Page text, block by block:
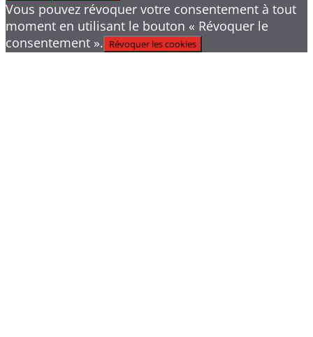
Vous pouvez révoquer votre consentement à tout
moment en utilisant le bouton « Révoquer le
consentement ». Révoquer les cookies